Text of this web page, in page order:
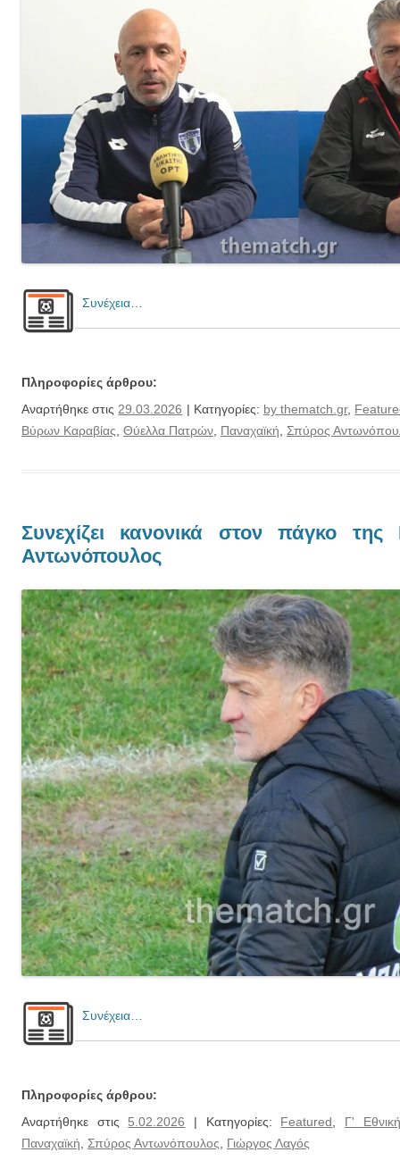
Συνέχεια…
Πληροφορίες άρθρου:
Αναρτήθηκε στις29.03.2026 | Κατηγορίες: by thematch.gr,
Βύρων Καραβίας, Θύελλα Πατρών, Παναχαϊκή, Σπύρος
Συνεχίζει κανονικά στον πάγκο
Αντωνόπουλος
Συνέχεια…
Πληροφορίες άρθρου:
Αναρτήθηκε στις 5.02.2026 | Κατηγορίες: Featured
Γ' Εθνική
Παναχαϊκή
Σπύρος Αντωνόπουλος Γιώργος Λαγός